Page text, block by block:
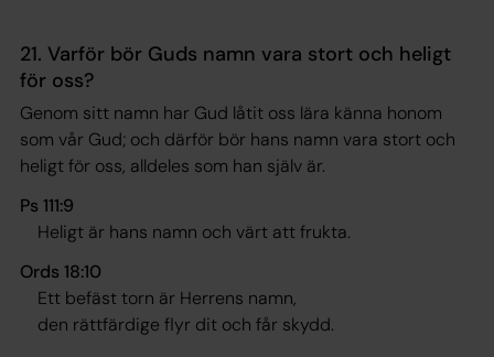
21. Varför bör Guds namn vara stort och heligt
för oss?
Genom sitt namn har Gud låtit oss lära känna honom
som vår Gud; och därför bör hans namn vara stort och
heligt för oss, alldeles som han själv är.
Ps 111:9
Heligt är hans namn och värt att frukta.
Ords 18:10
Ett befäst torn är Herrens namn,
den rättfärdige flyr dit och får skydd.